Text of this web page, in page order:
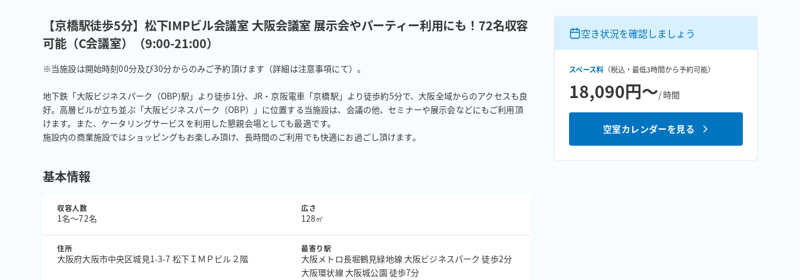
【京橋駅徒歩5分】松下IMPビル会議室 大阪会議室 展示会やパーティー利用にも！72名収容
可能（C会議室）（9:00-21:00）
※当施設は開始時刻00分及び30分からのみご予約頂けます（詳細は注意事項にて）。
地下鉄「大阪ビジネスパーク（OBP)駅」より徒歩1分、JR・京阪電車「京橋駅」より徒歩約5分で、大阪全域からのアクセスも良
好。高層ビルが立ち並ぶ「大阪ビジネスパーク（OBP）」に位置する当施設は、会議の他、セミナーや展示会などにもご利用頂
けます。また、ケータリングサービスを利用した懇親会場としても最適です。
施設内の商業施設ではショッピングもお楽しみ頂け、長時間のご利用でも快適にお過ごし頂けます。
基本情報
収容人数
1名〜72名
広さ
128㎡
住所
大阪府大阪市中央区城見1-3-7 松下ＩＭＰビル２階
最寄り駅
大阪メトロ長堀鶴見緑地線 大阪ビジネスパーク 徒歩2分
大阪環状線 大阪城公園 徒歩7分
空き状況を確認しましょう
スペース料 （税込・最低3時間から予約可能）
18,090円〜/ 時間
空室カレンダーを見る